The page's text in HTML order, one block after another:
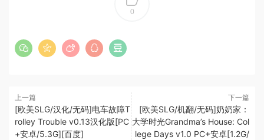
0
上一篇
[欧美SLG/汉化/无码]电车故障T
rolley Trouble v0.13汉化版[PC
+安卓/5.3G][百度]
下一篇
[欧美SLG/机翻/无码]奶奶家：
大学时光Grandma’s House: Col
lege Days v1.0 PC+安卓[1.2G/